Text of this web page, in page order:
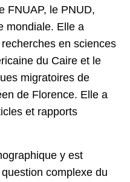
FNUAP, le PNUD,
mondiale. Elle a
en sciences
du Caire et le
migratoires de
de Florence. Elle a
et rapports
y est
complexe du